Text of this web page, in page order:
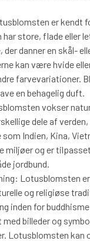
er kendt
har store, flade eller
der danner en skål-
kan være hvide
farvevariationer.
en behagelig duft.
vokser
dele af
som Indien, Kina,
miljøer og er
jordbund.
Lotusblomsten
og religiøse
inden for
billeder og
Lotusblomsten kan